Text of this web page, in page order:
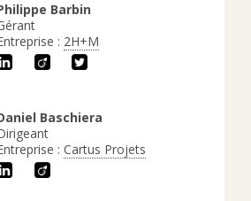
Barbin
: 2H+M
Baschiera
: Cartus Projets